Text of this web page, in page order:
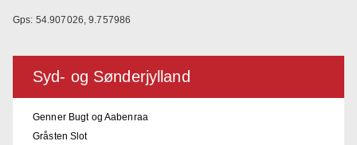
Gps: 54.907026, 9.757986
Syd- og Sønderjylland
Genner Bugt og Aabenraa
Gråsten Slot